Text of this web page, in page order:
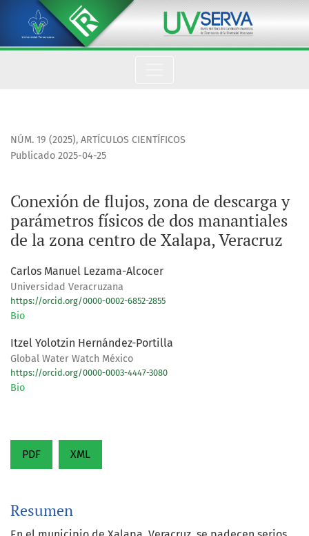
Conexión de flujos, zona de descarga y parámetros físicos
NÚM. 19 (2025), ARTÍCULOS CIENTÍFICOS
Conexión de flujos, zona de descarga y
parámetros físicos de dos manantiales
de la zona centro de Xalapa, Veracruz
Publicado 2025-04-25
Carlos Manuel Lezama-Alcocer
Universidad Veracruzana
https://orcid.org/0000-0002-6852-2855
Bio
Itzel Yolotzin Hernández-Portilla
Global Water Watch México
https://orcid.org/0000-0003-4447-3080
Bio
PDF XML
Resumen